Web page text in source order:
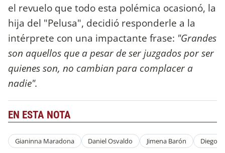
el revuelo que todo esta polémica ocasionó, la
hija del "Pelusa", decidió responderle a la
intérprete con una impactante frase: "Grandes
son aquellos que a pesar de ser juzgados por ser
quienes son, no cambian para complacer a
nadie".
EN ESTA NOTA
Gianinna Maradona Daniel Osvaldo Jimena Barón Diego